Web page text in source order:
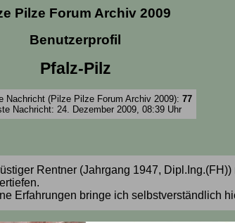
Pilze Forum Archiv 2009
Benutzerprofil
Pfalz-Pilz
Nachricht (Pilze Pilze Forum Archiv 2009): 77
Nachricht: 24. Dezember 2009, 08:39 Uhr
Rentner (Jahrgang 1947,
Erfahrungen bringe ich selbstverständlich